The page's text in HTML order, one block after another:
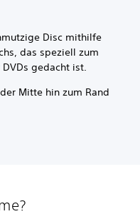
Disc mithilfe
das speziell zum
gedacht ist.
Mitte hin zum Rand